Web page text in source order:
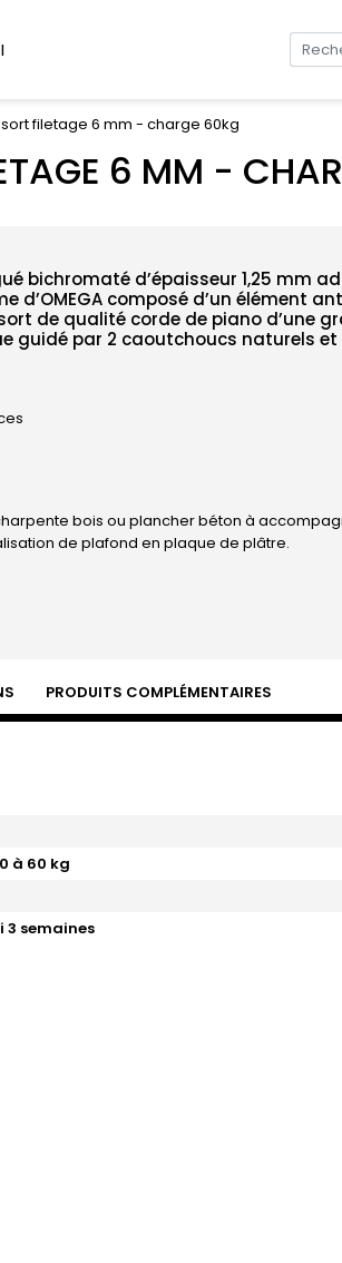
filetage 6 mm - charge 60kg
6 MM -
bichromaté d’épaisseur 1,25 mm
d’OMEGA composé d’un élément
de qualité corde de piano d’une
guidé par 2 caoutchoucs naturels et
bois ou plancher béton à
de plafond en plaque de plâtre.
PRODUITS COMPLÉMENTAIRES
à 60 kg
semaines